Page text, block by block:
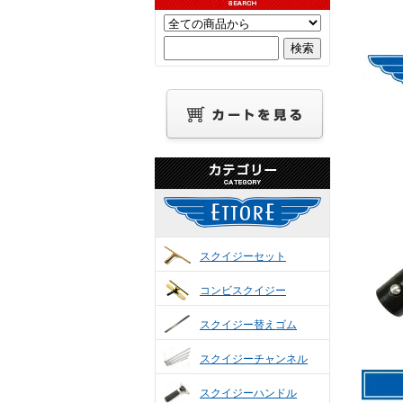
スクイジーセット
コンビスクイジー
スクイジー替えゴム
スクイジーチャンネル
スクイジーハンドル